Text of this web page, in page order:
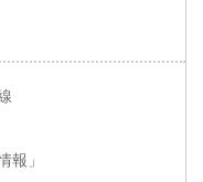
報」